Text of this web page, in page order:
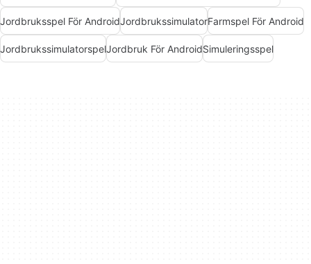
Jordbruksspel För AndroidJordbrukssimulatorFarmspel För Android
JordbrukssimulatorspelJordbruk För AndroidSimuleringsspel